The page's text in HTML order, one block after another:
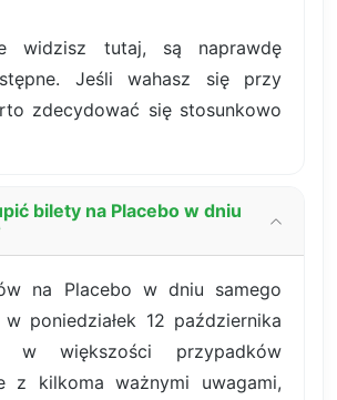
widzisz tutaj, są naprawdę
Jeśli wahasz się przy
zdecydować się stosunkowo
bilety na Placebo w dniu
na Placebo w dniu samego
poniedziałek 12 października
w większości przypadków
z kilkoma ważnymi uwagami,